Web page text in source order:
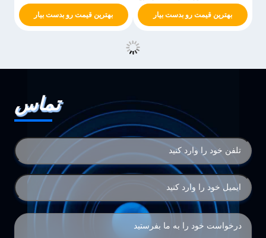
بهترین قیمت رو بدست بیار بهترین قیمت رو بدست بیار
تماس